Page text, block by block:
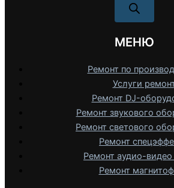
МЕНЮ
Ремонт по
Услуги
Ремонт DJ-
Ремонт звукового
Ремонт светового
Ремонт
Ремонт аудио-видео
Ремонт